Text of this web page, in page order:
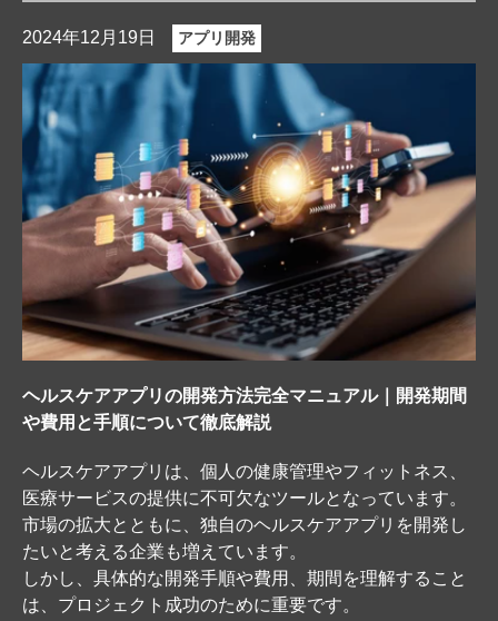
2024年12月19日 アプリ開発
ヘルスケアアプリの開発方法完全マニュアル｜開発期間
や費用と手順について徹底解説
ヘルスケアアプリは、個人の健康管理やフィットネス、
医療サービスの提供に不可欠なツールとなっています。
市場の拡大とともに、独自のヘルスケアアプリを開発し
たいと考える企業も増えています。
しかし、具体的な開発手順や費用、期間を理解すること
は、プロジェクト成功のために重要です。